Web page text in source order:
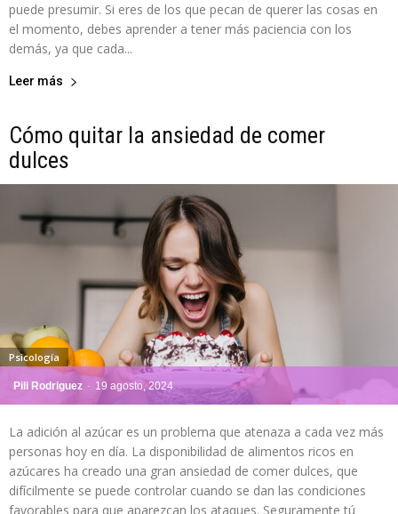
puede presumir. Si eres de los que pecan de querer las cosas en
el momento, debes aprender a tener más paciencia con los
demás, ya que cada...
Leer más
Cómo quitar la ansiedad de comer
dulces
Pili Rodriguez - 19 agosto, 2024
Psicología
La adición al azúcar es un problema que atenaza a cada vez más
personas hoy en día. La disponibilidad de alimentos ricos en
azúcares ha creado una gran ansiedad de comer dulces, que
difícilmente se puede controlar cuando se dan las condiciones
favorables para que aparezcan los ataques. Seguramente tú